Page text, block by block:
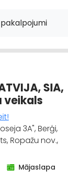
TEHNIKA
UN IEKĀRTAS; NOMA
IEGUVE
SIA,
veikals
3A", Berģi,
Ropažu nov.,
Mājaslapa